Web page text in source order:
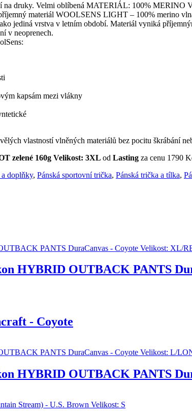
na druky. Velmi oblíbená MATERIÁL: 100% MERINO
materiál WOOLSENS LIGHT – 100% merino
jediná vrstva v letním období. Materiál vyniká
v neoprenech.
kapsám mezi vlákny
vlastností vlněných materiálů bez pocitu škrábání
zelené 160g Velikost: 3XL od Lasting za cenu 1790
doplňky, Pánská sportovní trička, Pánská trička a tílka,
HYBRID OUTBACK PANTS
- Coyote
HYBRID OUTBACK PANTS